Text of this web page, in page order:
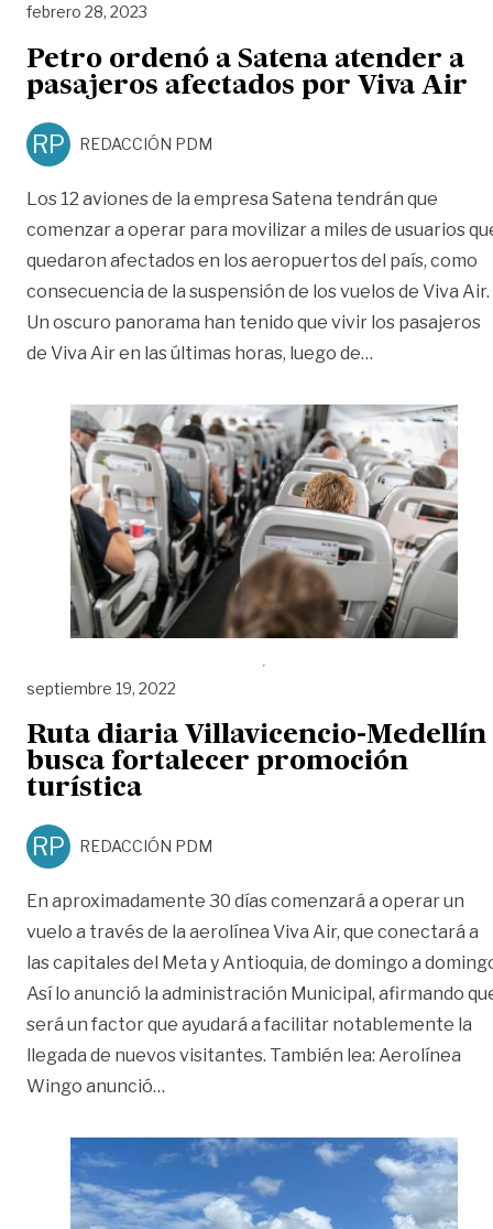
febrero 28, 2023
Petro ordenó a Satena atender a
pasajeros afectados por Viva Air
RP REDACCIÓN PDM
Los 12 aviones de la empresa Satena tendrán que
comenzar a operar para movilizar a miles de usuarios
quedaron afectados en los aeropuertos del país, como
consecuencia de la suspensión de los vuelos de Viva Air.
Un oscuro panorama han tenido que vivir los pasajeros
de Viva Air en las últimas horas, luego de…
septiembre 19, 2022
Ruta diaria Villavicencio-Medellín
busca fortalecer promoción
turística
RP REDACCIÓN PDM
En aproximadamente 30 días comenzará a operar un
vuelo a través de la aerolínea Viva Air, que conectará a
las capitales del Meta y Antioquia, de domingo a
Así lo anunció la administración Municipal, afirmando
será un factor que ayudará a facilitar notablemente la
llegada de nuevos visitantes. También lea: Aerolínea
Wingo anunció…